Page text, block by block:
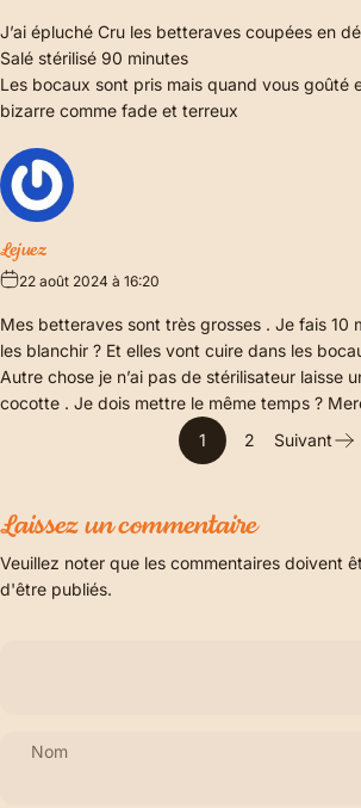
J’ai épluché Cru les betteraves coupées en
Salé stérilisé 90 minutes
Les bocaux sont pris mais quand vous goûté
bizarre comme fade et terreux
Lejuez
22 août 2024 à 16:20
Mes betteraves sont très grosses . Je fais 10
les blanchir ? Et elles vont cuire dans les
Autre chose je n’ai pas de stérilisateur laisse
cocotte . Je dois mettre le même temps ?
1
2 Suivant
Laissez un commentaire
Veuillez noter que les commentaires doivent
d'être publiés.
Nom